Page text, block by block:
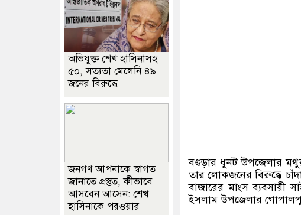
বগুড়ার ধুনট উপজেলার
তার লোকজনের বিরুদ্ধে
বাজারের মাংস
ইসলাম উপজেলার
অভিযুক্ত শেখ হাসিনাসহ
৫০, সত্যতা মেলেনি ৪৯
জনের বিরুদ্ধে
জনগণ আপনাকে স্বাগত
জানাতে প্রস্তুত, কীভাবে
আসবেন আসেন: শেখ
হাসিনাকে পরওয়ার